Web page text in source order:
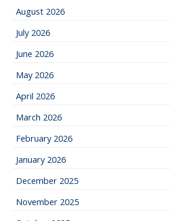
August 2026
July 2026
June 2026
May 2026
April 2026
March 2026
February 2026
January 2026
December 2025
November 2025